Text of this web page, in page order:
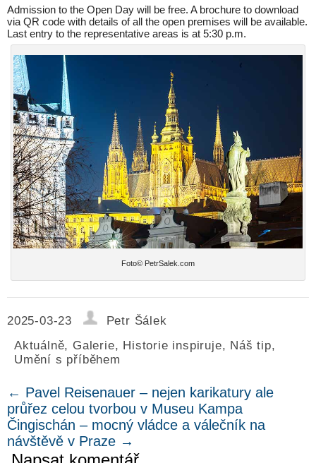
Admission to the Open Day will be free. A brochure to download
via QR code with details of all the open premises will be available.
Last entry to the representative areas is at 5:30 p.m.
Foto© PetrSalek.com
2025-03-23
Petr Šálek
Aktuálně, Galerie, Historie inspiruje, Náš tip,
Umění s příběhem
← Pavel Reisenauer – nejen karikatury ale
průřez celou tvorbou v Museu Kampa
Čingischán – mocný vládce a válečník na
návštěvě v Praze →